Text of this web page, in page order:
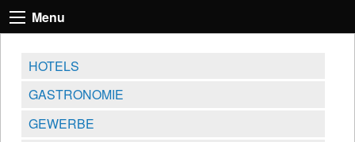
Menu
HOTELS
GASTRONOMIE
GEWERBE